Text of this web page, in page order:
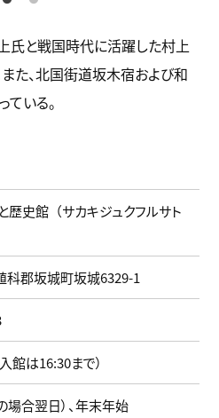
氏と戦国時代に活躍した村上
た、北国街道坂木宿および和
いる。
歴史館
サカキジュクフルサト
科郡坂城町坂城6329-1
館は16:30まで）
場合翌日）、年末年始